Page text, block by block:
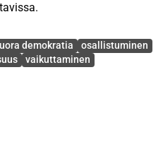
demokratia
osallistuminen
vaikuttaminen